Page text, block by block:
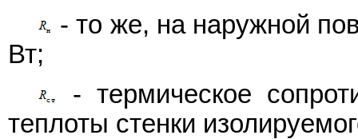
- то же, на наружной
Вт;
- термическое
теплоты стенки